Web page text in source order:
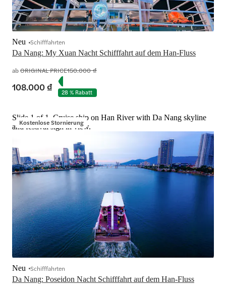
Da Nang: My Xuan Nacht Schifffahrt auf dem Han-Fluss
Neu Schifffahrten
abORIGINAL PRICE150.000 ₫
108.000 ₫ 28 % Rabatt
Kostenlose Stornierung
Slide 1 of 1, Cruise ship on Han River with Da Nang skyline
and festival sign in view.
Da Nang: Poseidon Nacht Schifffahrt auf dem Han-Fluss
Neu Schifffahrten